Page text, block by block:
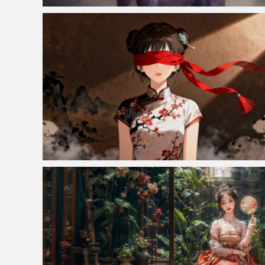
仙侠凌仙 紫色长卷发美女 古风古典 4K壁纸
国风 蒙眼美女 旗袍 光影 水墨画4k壁纸3840x2160